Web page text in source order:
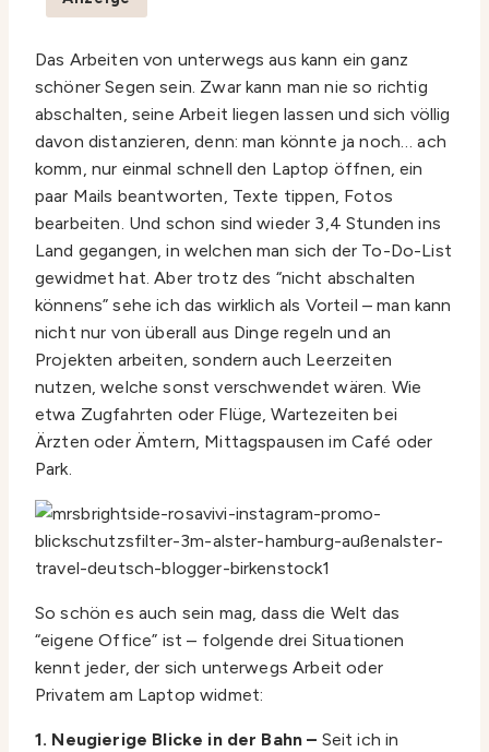
Das Arbeiten von unterwegs aus kann ein ganz
schöner Segen sein. Zwar kann man nie so richtig
abschalten, seine Arbeit liegen lassen und sich völlig
davon distanzieren, denn: man könnte ja noch… ach
komm, nur einmal schnell den Laptop öffnen, ein
paar Mails beantworten, Texte tippen, Fotos
bearbeiten. Und schon sind wieder 3,4 Stunden ins
Land gegangen, in welchen man sich der To-Do-List
gewidmet hat. Aber trotz des “nicht abschalten
könnens” sehe ich das wirklich als Vorteil – man kann
nicht nur von überall aus Dinge regeln und an
Projekten arbeiten, sondern auch Leerzeiten
nutzen, welche sonst verschwendet wären. Wie
etwa Zugfahrten oder Flüge, Wartezeiten bei
Ärzten oder Ämtern, Mittagspausen im Café oder
Park.
So schön es auch sein mag, dass die Welt das
“eigene Office” ist – folgende drei Situationen
kennt jeder, der sich unterwegs Arbeit oder
Privatem am Laptop widmet:
1. Neugierige Blicke in der Bahn – Seit ich in